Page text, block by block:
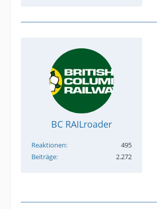
BC RAILroader
Reaktionen
495
Beiträge
2.272